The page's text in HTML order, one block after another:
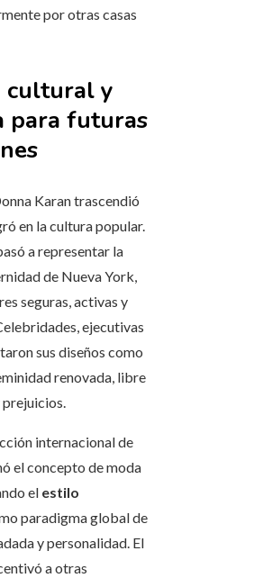
por otras casas
cultural y
para futuras
Karan trascendió
en la cultura popular.
a representar la
de Nueva York,
seguras, activas y
ejecutivas
sus diseños como
renovada, libre
internacional de
el concepto de moda
el estilo
paradigma global de
y personalidad. El
a otras